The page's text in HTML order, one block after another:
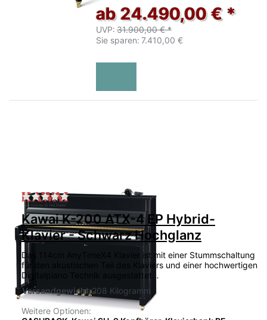
ab 24.490,00 € *
UVP: 31.900,00 € *
Sie sparen: 7.410,00 €
Zu diesem Produkt liegen noch keine
Kawai K-200 ATX-4 EP Hybrid-
Klavier - Schwarz Hochglanz
Das 114cm AnyTimeX4 Klavier ist mit einer Stummschaltung
für den akustischen Teil des Klaviers und einer hochwertigen
Digitalpiano Technik ausgestattet…
Versandgewicht:208 Kilogramm
Weitere Optionen: